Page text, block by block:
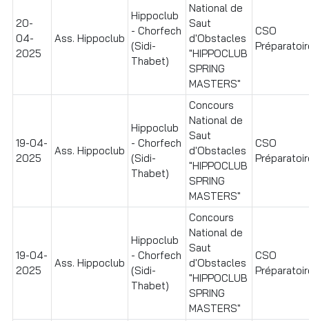
20-
04-
2025
Ass. Hippoclub
Hippoclub
- Chorfech
(Sidi-
Thabet)
National de
Saut
d'Obstacles
"HIPPOCLUB
SPRING
MASTERS"
CSO
19-04-
2025
Ass. Hippoclub
Hippoclub
- Chorfech
(Sidi-
Thabet)
Concours
National de
Saut
d'Obstacles
"HIPPOCLUB
SPRING
MASTERS"
CSO
19-04-
2025
Ass. Hippoclub
Hippoclub
- Chorfech
(Sidi-
Thabet)
Concours
National de
Saut
d'Obstacles
"HIPPOCLUB
SPRING
MASTERS"
CSO